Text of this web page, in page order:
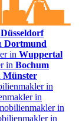
Düsseldorf
Dortmund
in Wuppertal
in Bochum
Münster
in
in
in
in